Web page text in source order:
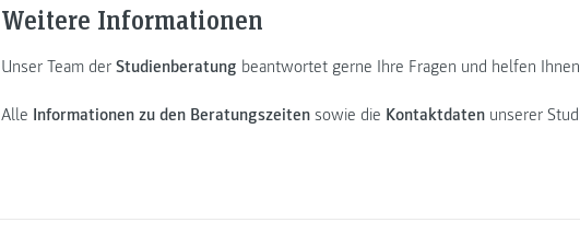
Weitere Informationen
Unser Team der Studienberatung beantwortet gerne Ihre Fragen und helfen
Alle Informationen zu den Beratungszeiten sowie die Kontaktdaten unserer